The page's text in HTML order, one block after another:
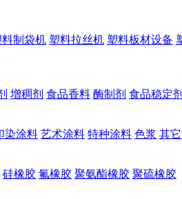
料制袋机 塑料拉丝机 塑料板材设备
增稠剂 食品香料 酶制剂 食品稳定剂
染涂料 艺术涂料 特种涂料 色浆 其
硅橡胶 氟橡胶 聚氨酯橡胶 聚硫橡胶